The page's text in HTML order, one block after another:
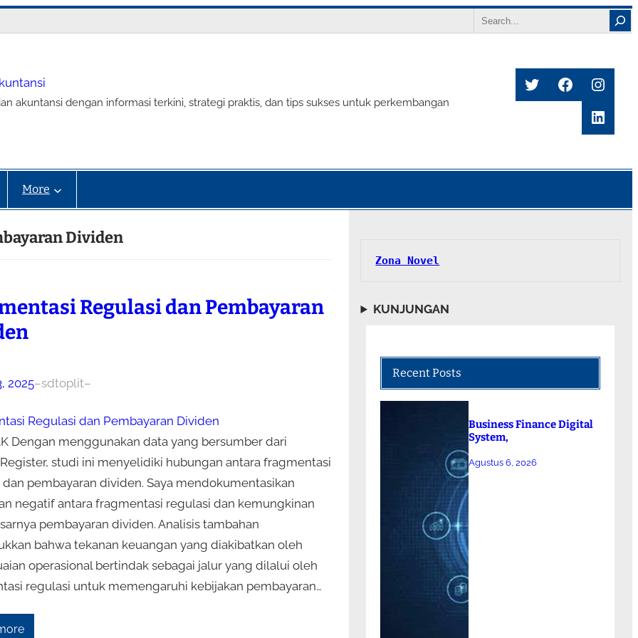
Search
akuntansi dengan informasi terkini, strategi praktis, dan tips sukses untuk perkembangan
TwitterFacebook
More
Dividen
Regulasi dan Pembayaran
2025–sdtoplit–
Regulasi dan Pembayaran Dividen
Dengan menggunakan data yang bersumber dari
studi ini menyelidiki hubungan antara fragmentasi
pembayaran dividen. Saya mendokumentasikan
negatif antara fragmentasi regulasi dan kemungkinan
pembayaran dividen. Analisis tambahan
bahwa tekanan keuangan yang diakibatkan oleh
operasional bertindak sebagai jalur yang dilalui oleh
regulasi untuk memengaruhi kebijakan pembayaran…
Zona Novel
KUNJUNGAN
Recent Posts
Business Finance Digital
System,
Agustus 6, 2026